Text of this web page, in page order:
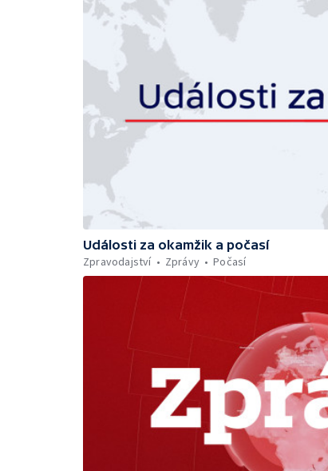
Události za okamžik a počasí
Zpravodajství
Zprávy Počasí